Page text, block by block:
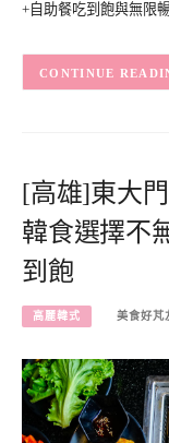
+自助餐吃到飽與無限
CONTINUE
[高雄]東大
韓食選擇不
到飽
高麗韓式 美食好芃